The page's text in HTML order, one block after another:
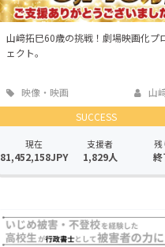
山﨑拓巳60歳の挑戦！劇場映画化プ
ェクト。
映像・映画
山
SUCCESS
現在
81,452,158JPY
支援者
1,829人
残
終